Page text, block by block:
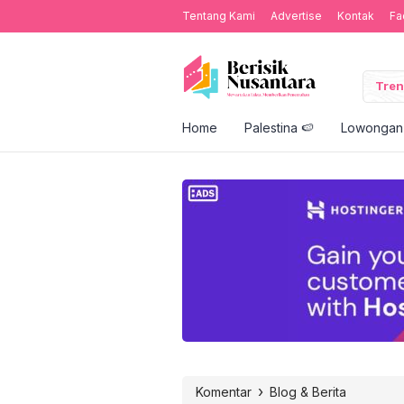
Tentang Kami Advertise Kontak
Home Palestina 🍉
Komentar › Blog & Berita